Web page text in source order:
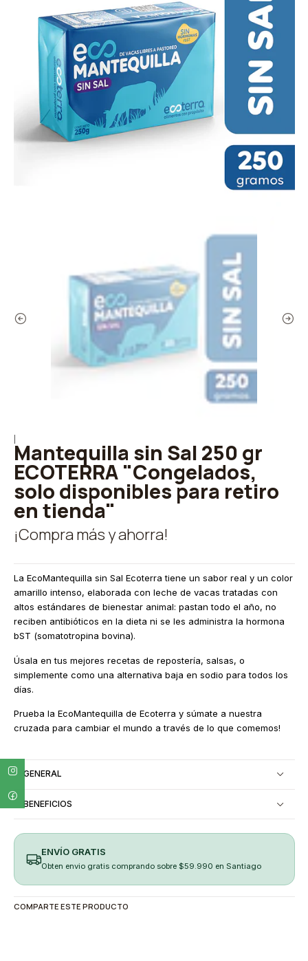
Mantequilla sin Sal 250 gr
ECOTERRA "Congelados,
solo disponibles para retiro
en tienda"
¡Compra más y ahorra!
La EcoMantequilla sin Sal Ecoterra tiene un sabor real y un color
amarillo intenso, elaborada con leche de vacas tratadas con
altos estándares de bienestar animal: pastan todo el año, no
reciben antibióticos en la dieta ni se les administra la hormona
bST (somatotropina bovina).
Úsala en tus mejores recetas de repostería, salsas, o
simplemente como una alternativa baja en sodio para todos los
días.
Prueba la EcoMantequilla de Ecoterra y súmate a nuestra
cruzada para cambiar el mundo a través de lo que comemos!
GENERAL
BENEFICIOS
ENVÍO GRATIS
Obten envio gratis comprando sobre $59.990 en Santiago
COMPARTE ESTE PRODUCTO